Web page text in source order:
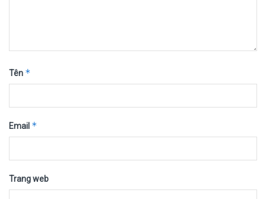
Tên *
Email *
Trang web